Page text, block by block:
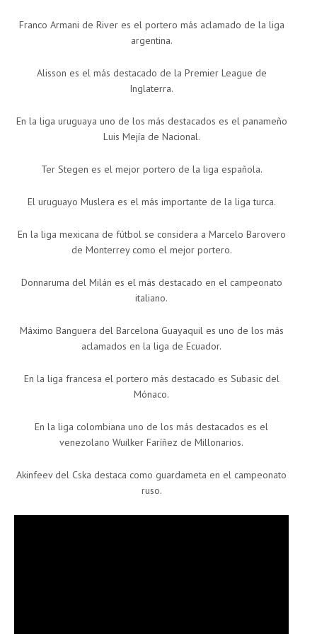
Franco Armani de River es el portero más aclamado de la liga
argentina.
Alisson es el más destacado de la Premier League de
Inglaterra.
En la liga uruguaya uno de los más destacados es el panameño
Luis Mejía de Nacional.
Ter Stegen es el mejor portero de la liga española.
El uruguayo Muslera es el más importante de la liga turca.
En la liga mexicana de fútbol se considera a Marcelo Barovero
de Monterrey como el mejor portero.
Donnaruma del Milán es el más destacado en el campeonato
italiano.
Máximo Banguera del Barcelona Guayaquil es uno de los más
aclamados en la liga de Ecuador.
En la liga francesa el portero más destacado es Subasic del
Mónaco.
En la liga colombiana uno de los más destacados es el
venezolano Wuilker Faríñez de Millonarios.
Akinfeev del Cska destaca como guardameta en el campeonato
ruso.